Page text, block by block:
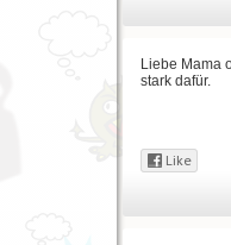
Liebe Mama
stark dafür.